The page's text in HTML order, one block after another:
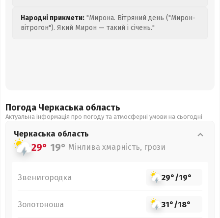
Народні прикмети: "Мирона. Вітряний день ("Мирон-
вітрогон"). Який Мирон — такий і січень."
Погода Черкаська область
Актуальна інформація про погоду та атмосферні умови на сьогодні
Черкаська область
29° 19° Мінлива хмарність, грози
Звенигородка 29°/19°
Золотоноша 31°/18°